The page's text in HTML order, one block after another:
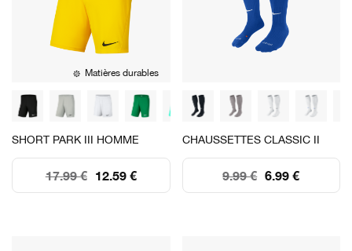
Matières durables
SHORT PARK III HOMME
12.59 €
17.99 €
CHAUSSETTES CLASSIC II
6.99 €
9.99 €